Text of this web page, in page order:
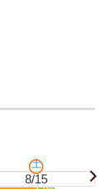
土
8/15